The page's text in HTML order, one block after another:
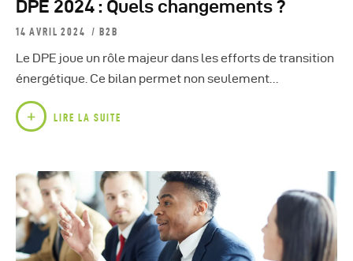
DPE 2024 : Quels changements ?
14 AVRIL 2024 B2B
Le DPE joue un rôle majeur dans les efforts de transition
énergétique. Ce bilan permet non seulement…
LIRE LA SUITE